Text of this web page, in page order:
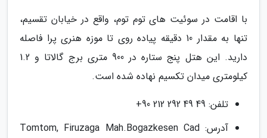
با اقامت در سوئیت های توم توم، واقع در خیابان تقسیم،
تنها به مقدار 10 دقیقه پیاده روی تا موزه هنری پرا فاصله
دارید. این هتل پنج ستاره در 900 متری برج گالاتا و 1.2
کیلومتری میدان تکسیم نهاده شده است.
تلفن: 49 49 292 212 90+
آدرس: Tomtom, Firuzaga Mah.Bogazkesen Cad